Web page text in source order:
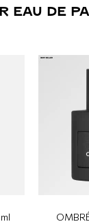
EAU DE